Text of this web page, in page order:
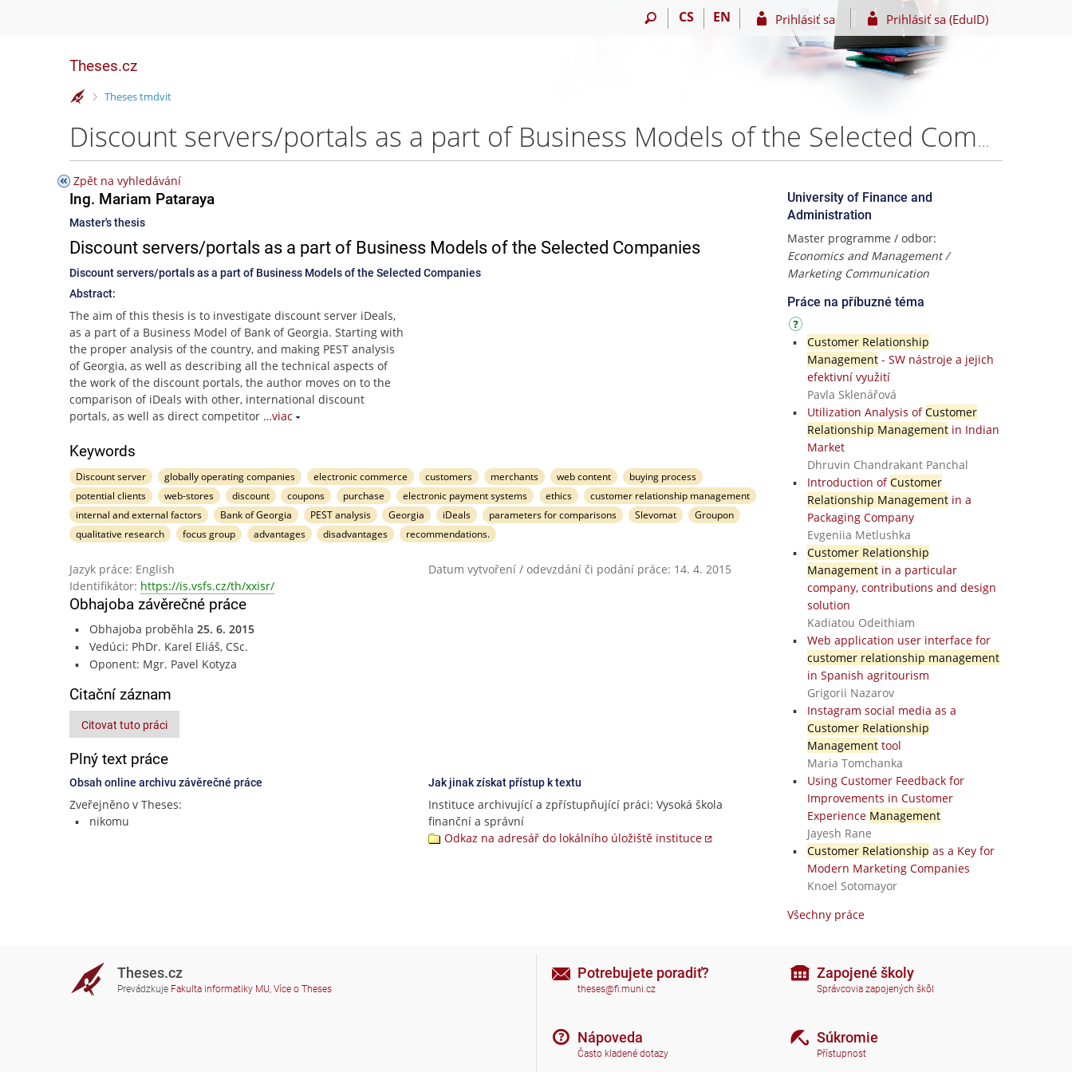
CS EN Prihlásiť sa Prihlásiť sa (EduID)
Theses.cz
>
Theses tmdvit
Discount servers/portals as a part of Business Models of the Selected Companies – Ing. Mariam Pataraya
Zpět na vyhledávání
Ing. Mariam Pataraya
Master's thesis
Discount servers/portals as a part of Business Models of the Selected Companies
Discount servers/portals as a part of Business Models of the Selected Companies
Abstract:
The aim of this thesis is to investigate discount server iDeals,
as a part of a Business Model of Bank of Georgia. Starting with
the proper analysis of the country, and making PEST analysis
of Georgia, as well as describing all the technical aspects of
the work of the discount portals, the author moves on to the
comparison of iDeals with other, international discount
portals, as well as direct competitor …viac
Keywords
Discount server globally operating companies electronic commerce customers merchants web content
buying process
potential clients
web-stores discount coupons purchase electronic payment systems ethics
customer relationship management
internal and external factors
Bank of Georgia PEST analysis Georgia iDeals parameters for comparisons Slevomat
Groupon
qualitative research
focus group advantages disadvantages recommendations.
Jazyk práce: English
Datum vytvoření / odevzdání či podání práce: 14. 4. 2015
Identifikátor: https://is.vsfs.cz/th/xxisr/
Obhajoba závěrečné práce
Obhajoba proběhla 25. 6. 2015
Vedúci: PhDr. Karel Eliáš, CSc.
Oponent: Mgr. Pavel Kotyza
Citační záznam
Citovat tuto práci
Plný text práce
Obsah online archivu závěrečné práce
Zveřejněno v Theses:
nikomu
Jak jinak získat přístup k textu
Instituce archivující a zpřístupňující práci: Vysoká škola
finanční a správní
Odkaz na adresář do lokálního úložiště instituce
University of Finance and
Administration
Master programme / odbor:
Economics and Management /
Marketing Communication
Práce na příbuzné téma
Customer Relationship
Management- SW nástroje a jejich
efektivní využití
Pavla Sklenářová
Utilization Analysis ofCustomer
Relationship Managementin Indian
Market
Dhruvin Chandrakant Panchal
Introduction ofCustomer
Relationship Managementin a
Packaging Company
Evgeniia Metlushka
Customer Relationship
Managementin a particular
company, contributions and design
solution
Kadiatou Odeithiam
Web application user interface for
customer relationship management
in Spanish agritourism
Grigorii Nazarov
Instagram social media as a
Customer Relationship
Managementtool
Maria Tomchanka
Using Customer Feedback for
Improvements in Customer
Experience Management
Jayesh Rane
Customer Relationship as a Key for
Modern Marketing Companies
Knoel Sotomayor
Všechny práce
Theses.cz
Prevádzkuje Fakulta informatiky MU, Více o Theses
Potrebujete poradiť?
theses@fi.muni.cz
Nápoveda
Často kladené dotazy
Zapojené školy
Správcovia zapojených škôl
Súkromie
Přístupnost